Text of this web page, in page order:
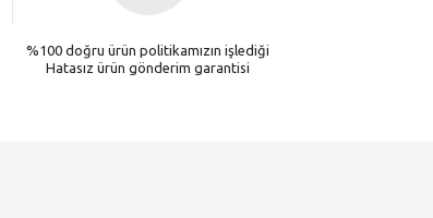
%100 doğru ürün politikamızın işlediği
Hatasız ürün gönderim garantisi